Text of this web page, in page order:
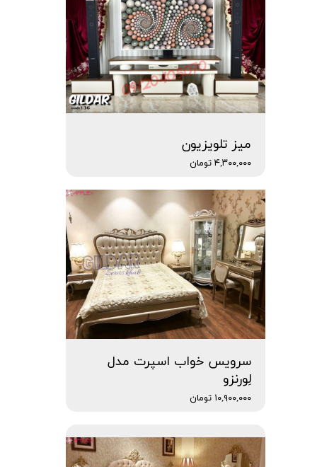
میز تلویزیون
۴,۳۰۰,۰۰۰ تومان
سرویس خواب اسپرت مدل
لِورنزو
۱۰,۹۰۰,۰۰۰ تومان